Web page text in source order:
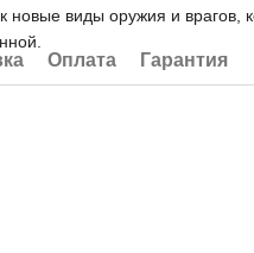
новые виды оружия и
Оплата Гарантия